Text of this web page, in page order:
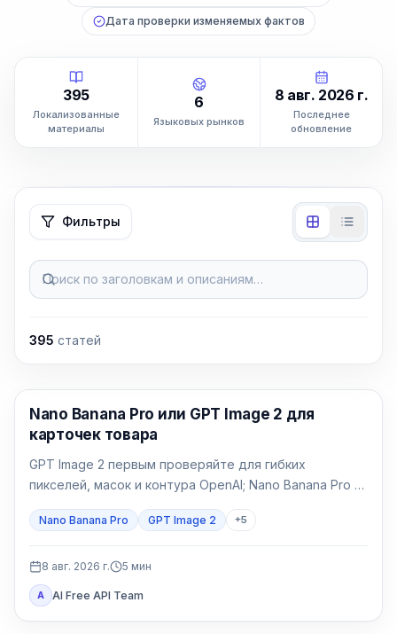
Дата проверки изменяемых фактов
395
Локализованные
материалы
6
Языковых рынков
8 авг. 2026 г.
Последнее
обновление
Фильтры
Поиск по заголовкам и описаниям…
395 статей
AI Image Generation
Nano Banana Pro или GPT Image 2 для
карточек товара
GPT Image 2 первым проверяйте для гибких
пикселей, масок и контура OpenAI; Nano Banana Pro —
Упаковку, точную кириллицу и главное изображение
Nano Banana Pro GPT Image 2 +5
8 авг. 2026 г. 5 мин
A AI Free API Team